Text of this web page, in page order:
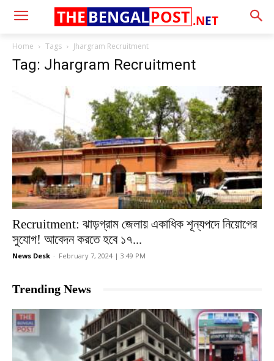
.NET
THE BENGALPOST
Home Tags Jhargram Recruitment
Tag: Jhargram Recruitment
Recruitment: ঝাড়গ্রাম জেলায় একাধিক শূন্যপদে নিয়োগের
সুযোগ! আবেদন করতে হবে ১৭...
News Desk - February 7, 2024 | 3:49 PM
Trending News